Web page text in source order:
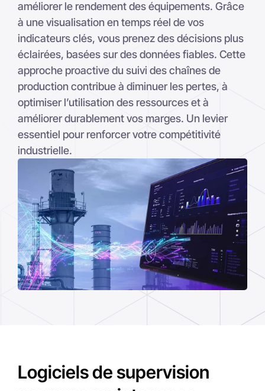
à une visualisation en temps réel de vos
indicateurs clés, vous prenez des décisions plus
éclairées, basées sur des données fiables. Cette
approche proactive du suivi des chaînes de
production contribue à diminuer les pertes, à
optimiser l’utilisation des ressources et à
améliorer durablement vos marges. Un levier
essentiel pour renforcer votre compétitivité
industrielle.
pour une maintenance